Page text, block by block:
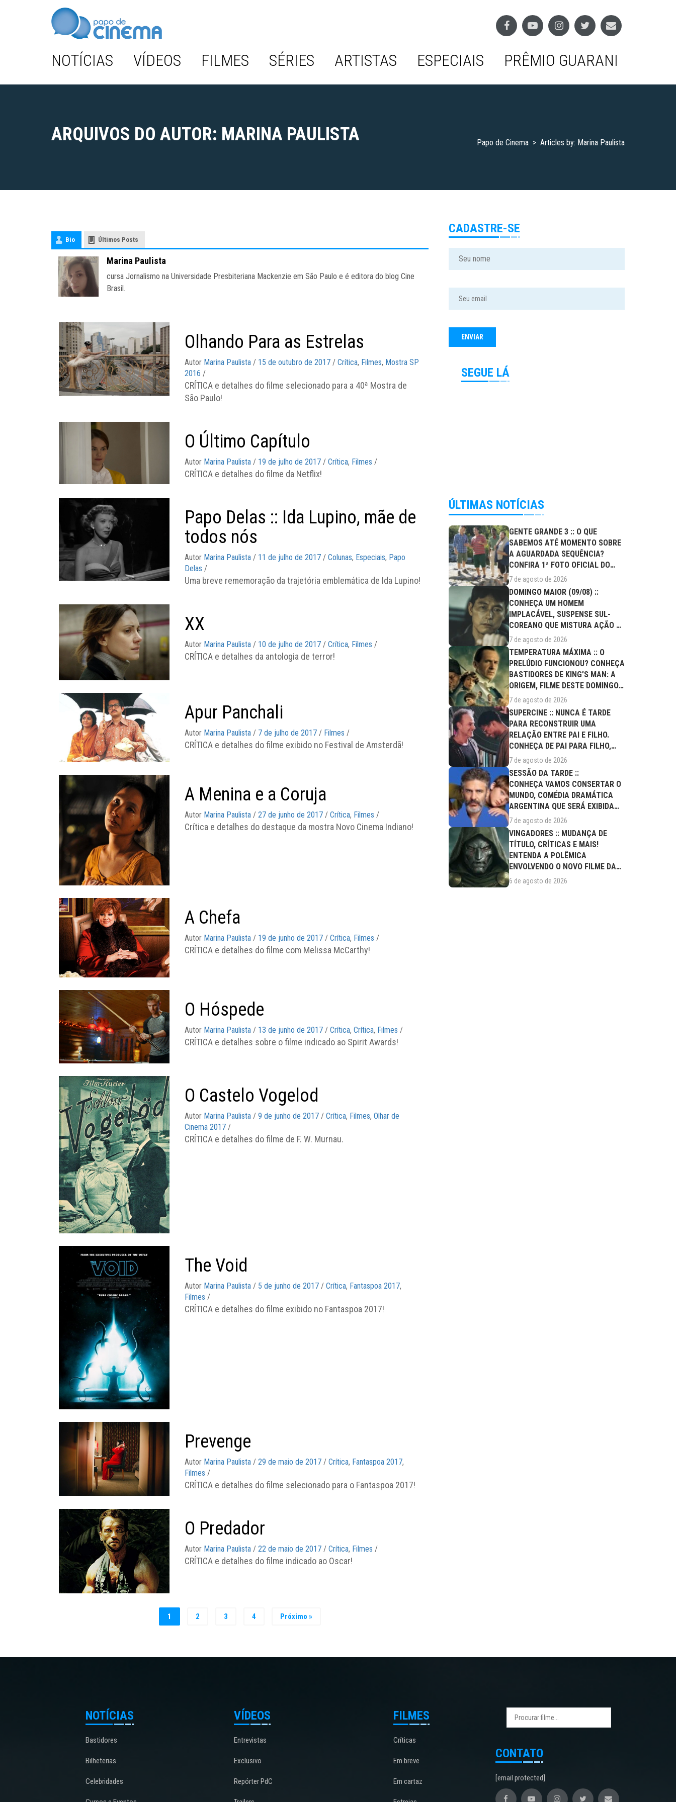
NOTÍCIAS VÍDEOS FILMES SÉRIES ARTISTAS ESPECIAIS PRÊMIO GUARANI
ARQUIVOS DO AUTOR: MARINA PAULISTA Papo de Cinema > Articles by: Marina Paulista
Bio Últimos Posts
Marina Paulista
cursa Jornalismo na Universidade Presbiteriana Mackenzie em São Paulo e é editora do blog Cine
Brasil.
Olhando Para as Estrelas
Autor Marina Paulista / 15 de outubro de 2017 / Crítica, Filmes, Mostra SP
2016 /
CRÍTICA e detalhes do filme selecionado para a 40ª Mostra de
São Paulo!
O Último Capítulo
Autor Marina Paulista / 19 de julho de 2017 / Crítica, Filmes /
CRÍTICA e detalhes do filme da Netflix!
Papo Delas :: Ida Lupino, mãe de
todos nós
Autor Marina Paulista / 11 de julho de 2017 / Colunas, Especiais, Papo
Delas /
Uma breve rememoração da trajetória emblemática de Ida Lupino!
XX
Autor Marina Paulista / 10 de julho de 2017 / Crítica, Filmes /
CRÍTICA e detalhes da antologia de terror!
Apur Panchali
Autor Marina Paulista / 7 de julho de 2017 / Filmes /
CRÍTICA e detalhes do filme exibido no Festival de Amsterdã!
A Menina e a Coruja
Autor Marina Paulista / 27 de junho de 2017 / Crítica, Filmes /
Crítica e detalhes do destaque da mostra Novo Cinema Indiano!
A Chefa
Autor Marina Paulista / 19 de junho de 2017 / Crítica, Filmes /
CRÍTICA e detalhes do filme com Melissa McCarthy!
O Hóspede
Autor Marina Paulista / 13 de junho de 2017 / Crítica, Crítica, Filmes /
CRÍTICA e detalhes sobre o filme indicado ao Spirit Awards!
O Castelo Vogelod
Autor Marina Paulista / 9 de junho de 2017 / Crítica, Filmes, Olhar de
Cinema 2017 /
CRÍTICA e detalhes do filme de F. W. Murnau.
The Void
Autor Marina Paulista / 5 de junho de 2017 / Crítica, Fantaspoa 2017,
Filmes /
CRÍTICA e detalhes do filme exibido no Fantaspoa 2017!
Prevenge
Autor Marina Paulista / 29 de maio de 2017 / Crítica, Fantaspoa 2017,
Filmes /
CRÍTICA e detalhes do filme selecionado para o Fantaspoa 2017!
O Predador
Autor Marina Paulista / 22 de maio de 2017 / Crítica, Filmes /
CRÍTICA e detalhes do filme indicado ao Oscar!
1 2 3 4 Próximo »
CADASTRE-SE
SEGUE LÁ
ÚLTIMAS NOTÍCIAS
GENTE GRANDE 3 :: O QUE
SABEMOS ATÉ MOMENTO SOBRE
A AGUARDADA SEQUÊNCIA?
CONFIRA 1ª FOTO OFICIAL DO
ELENCO!
7 de agosto de 2026
DOMINGO MAIOR (09/08) ::
CONHEÇA UM HOMEM
IMPLACÁVEL, SUSPENSE SUL-
COREANO QUE MISTURA AÇÃO E
DRAMA FAMILIAR
7 de agosto de 2026
TEMPERATURA MÁXIMA :: O
PRELÚDIO FUNCIONOU? CONHEÇA
BASTIDORES DE KING’S MAN: A
ORIGEM, FILME DESTE DOMINGO
(09/08)
7 de agosto de 2026
SUPERCINE :: NUNCA É TARDE
PARA RECONSTRUIR UMA
RELAÇÃO ENTRE PAI E FILHO.
CONHEÇA DE PAI PARA FILHO,
FILME DESTE...
7 de agosto de 2026
SESSÃO DA TARDE ::
CONHEÇA VAMOS CONSERTAR O
MUNDO, COMÉDIA DRAMÁTICA
ARGENTINA QUE SERÁ EXIBIDA
NESTA SEXTA (07/08)
7 de agosto de 2026
VINGADORES :: MUDANÇA DE
TÍTULO, CRÍTICAS E MAIS!
ENTENDA A POLÊMICA
ENVOLVENDO O NOVO FILME DA
MARVEL
6 de agosto de 2026
NOTÍCIAS
Bastidores
Bilheterias
Celebridades
VÍDEOS
Entrevistas
Exclusivo
Repórter PdC
FILMES
Críticas
Em breve
Em cartaz
CONTATO
[email protected]